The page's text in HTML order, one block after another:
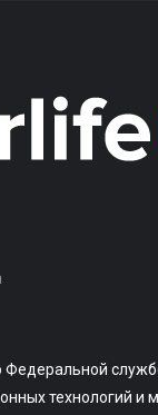
Федеральной
технологий и